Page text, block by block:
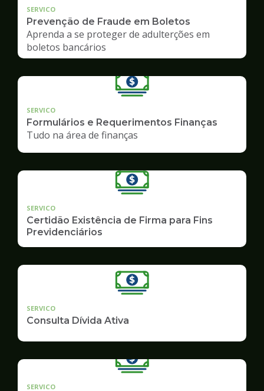
SERVICO
Prevenção de Fraude em Boletos
Aprenda a se proteger de adulterções em
boletos bancários
SERVICO
Formulários e Requerimentos Finanças
Tudo na área de finanças
SERVICO
Certidão Existência de Firma para Fins
Previdenciários
SERVICO
Consulta Dívida Ativa
SERVICO